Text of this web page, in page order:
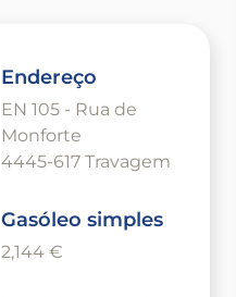
Endereço
EN 105 - Rua de
Monforte
4445-617 Travagem
Gasóleo simples
2,144 €